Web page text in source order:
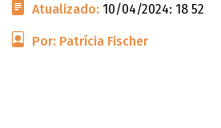
Atualizado: 10/04/2024: 18 52
Por: Patrícia Fischer